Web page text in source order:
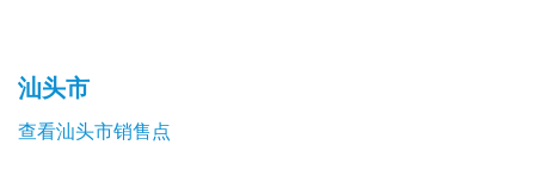
汕头市
查看汕头市销售点